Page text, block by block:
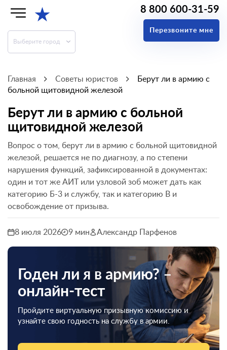
★
Выберите город
8 800 600-31-59
Перезвоните мне
Главная Советы юристов
Берут ли в армию с
больной щитовидной железой
Берут ли в армию с больной
щитовидной железой
Вопрос о том, берут ли в армию с больной щитовидной
железой, решается не по диагнозу, а по степени
нарушения функций, зафиксированной в документах:
один и тот же АИТ или узловой зоб может дать как
категорию Б-3 и службу, так и категорию В и
освобождение от призыва.
8 июля 2026 9 мин Александр Парфенов
Годен ли я в армию? –
онлайн-тест
Пройдите виртуальную призывную комиссию и
узнайте свою годность на службу в армии.